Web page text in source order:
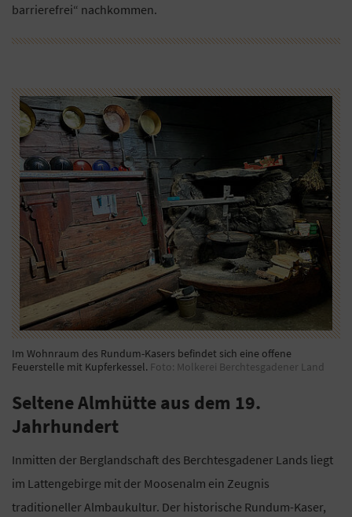
barrierefrei“ nachkommen.
Im Wohnraum des Rundum-Kasers befindet sich eine offene
Feuerstelle mit Kupferkessel. Foto: Molkerei Berchtesgadener Land
Seltene Almhütte aus dem 19.
Jahrhundert
Inmitten der Berglandschaft des Berchtesgadener Lands liegt
im Lattengebirge mit der Moosenalm ein Zeugnis
traditioneller Almbaukultur. Der historische Rundum-Kaser,